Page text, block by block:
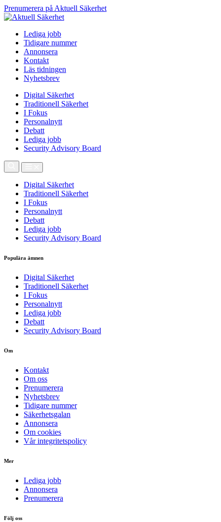
Prenumerera på Aktuell Säkerhet
Lediga jobb
Tidigare nummer
Annonsera
Kontakt
Läs tidningen
Nyhetsbrev
Digital Säkerhet
Traditionell Säkerhet
I Fokus
Personalnytt
Debatt
Lediga jobb
Security Advisory Board
Digital Säkerhet
Traditionell Säkerhet
I Fokus
Personalnytt
Debatt
Lediga jobb
Security Advisory Board
Populära ämnen
Digital Säkerhet
Traditionell Säkerhet
I Fokus
Personalnytt
Lediga jobb
Debatt
Security Advisory Board
Om
Kontakt
Om oss
Prenumerera
Nyhetsbrev
Tidigare nummer
Säkerhetsgalan
Annonsera
Om cookies
Vår integritetspolicy
Mer
Lediga jobb
Annonsera
Prenumerera
Följ oss